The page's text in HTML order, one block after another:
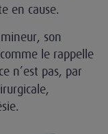
en cause.
son
le rappelle
n’est pas, par